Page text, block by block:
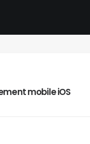
mobile iOS